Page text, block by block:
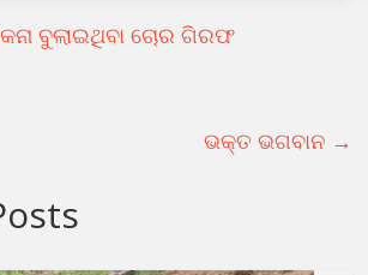
ବୁଲାଇଥିବା ଚୋର ଗିରଫ
ଭକ୍ତ ଭଗବାନ →